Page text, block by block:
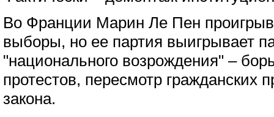
Во Франции Марин Ле Пен
выборы, но ее партия выигрывает
"национального возрождения" –
протестов, пересмотр гражданских
закона.